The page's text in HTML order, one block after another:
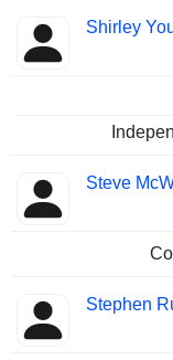
Shirley
Steve
Stephen